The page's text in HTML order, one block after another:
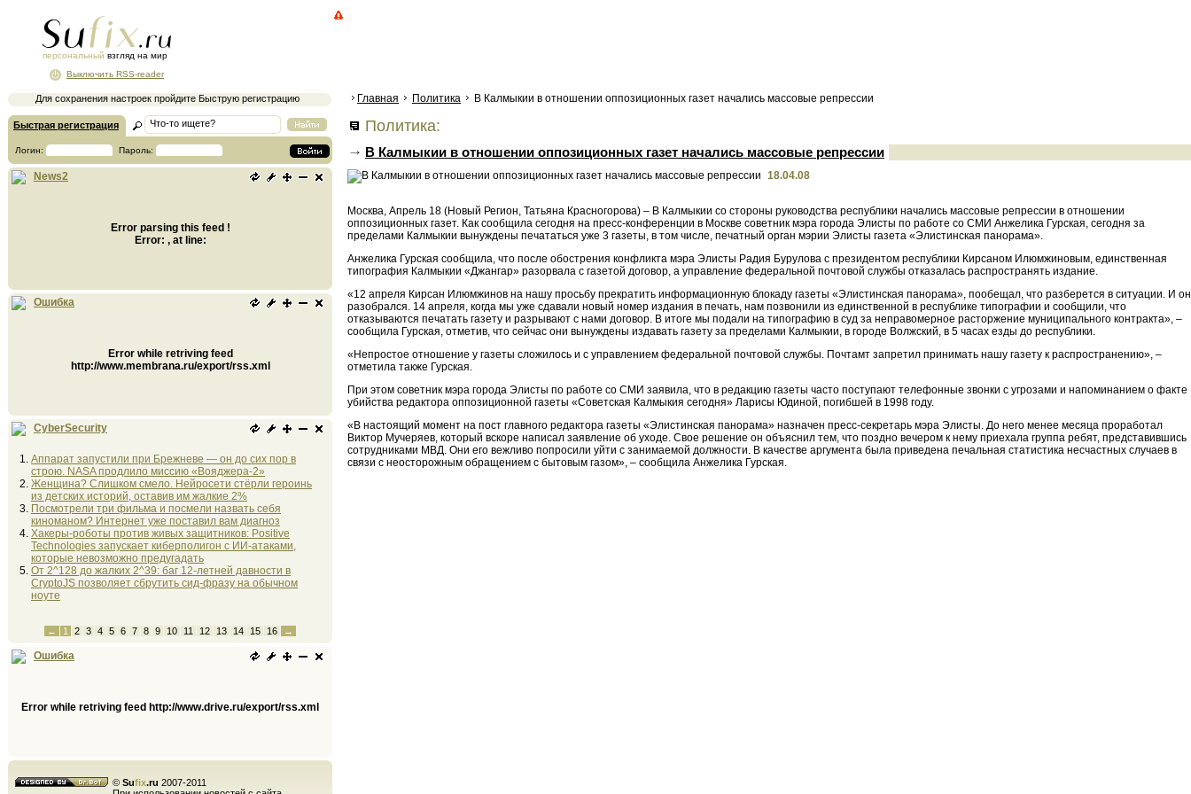
персональный взгляд на мир
Для сохранения настроек пройдите Быструю регистрацию
Выключить RSS-reader
Быстрая регистрация
Логин: Пароль:
News2
Error parsing this feed !
Error: , at line:
Ошибка
Error while retriving feed
http://www.membrana.ru/export/rss.xml
CyberSecurity
Аппарат запустили при Брежневе — он до сих пор в
строю. NASA продлило миссию «Вояджера-2»
Женщина? Слишком смело. Нейросети стёрли героинь
из детских историй, оставив им жалкие 2%
Посмотрели три фильма и посмели назвать себя
киноманом? Интернет уже поставил вам диагноз
Хакеры-роботы против живых защитников: Positive
Technologies запускает киберполигон с ИИ-атаками,
которые невозможно предугадать
От 2^128 до жалких 2^39: баг 12-летней давности в
CryptoJS позволяет сбрутить сид-фразу на обычном
ноуте
← 1 2 3 4 5 6 7 8 9 10 11 12 13 14 15 16 →
Ошибка
Error while retriving feed http://www.drive.ru/export/rss.xml
© Sufix.ru 2007-2011
Главная Политика В Калмыкии в отношении оппозиционных газет начались массовые репрессии
Политика:
В Калмыкии в отношении оппозиционных газет начались массовые репрессии
18.04.08
Москва, Апрель 18 (Новый Регион, Татьяна Красногорова) – В Калмыкии со стороны руководства республики начались массовые репрессии в отношении
оппозиционных газет. Как сообщила сегодня на пресс-конференции в Москве советник мэра города Элисты по работе со СМИ Анжелика Гурская, сегодня за
пределами Калмыкии вынуждены печататься уже 3 газеты, в том числе, печатный орган мэрии Элисты газета «Элистинская панорама».
Анжелика Гурская сообщила, что после обострения конфликта мэра Элисты Радия Бурулова с президентом республики Кирсаном Илюмжиновым, единственная
типография Калмыкии «Джангар» разорвала с газетой договор, а управление федеральной почтовой службы отказалась распространять издание.
«12 апреля Кирсан Илюмжинов на нашу просьбу прекратить информационную блокаду газеты «Элистинская панорама», пообещал, что разберется в ситуации. И он
разобрался. 14 апреля, когда мы уже сдавали новый номер издания в печать, нам позвонили из единственной в республике типографии и сообщили, что
отказываются печатать газету и разрывают с нами договор. В итоге мы подали на типографию в суд за неправомерное расторжение муниципального контракта», –
сообщила Гурская, отметив, что сейчас они вынуждены издавать газету за пределами Калмыкии, в городе Волжский, в 5 часах езды до республики.
«Непростое отношение у газеты сложилось и с управлением федеральной почтовой службы. Почтамт запретил принимать нашу газету к распространению», –
отметила также Гурская.
При этом советник мэра города Элисты по работе со СМИ заявила, что в редакцию газеты часто поступают телефонные звонки с угрозами и напоминанием о факте
убийства редактора оппозиционной газеты «Советская Калмыкия сегодня» Ларисы Юдиной, погибшей в 1998 году.
«В настоящий момент на пост главного редактора газеты «Элистинская панорама» назначен пресс-секретарь мэра Элисты. До него менее месяца проработал
Виктор Мучеряев, который вскоре написал заявление об уходе. Свое решение он объяснил тем, что поздно вечером к нему приехала группа ребят, представившись
сотрудниками МВД. Они его вежливо попросили уйти с занимаемой должности. В качестве аргумента была приведена печальная статистика несчастных случаев в
связи с неосторожным обращением с бытовым газом», – сообщила Анжелика Гурская.